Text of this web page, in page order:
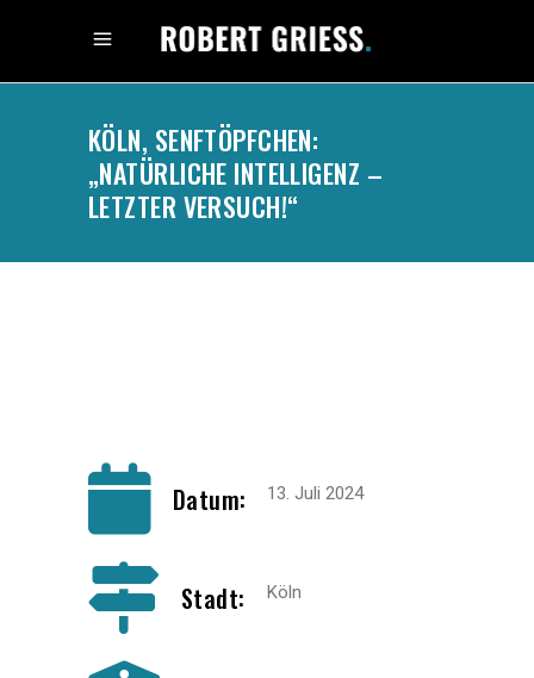
KÖLN, SENFTÖPFCHEN:
„NATÜRLICHE INTELLIGENZ –
LETZTER VERSUCH!“
Datum: 13. Juli 2024
Stadt: Köln